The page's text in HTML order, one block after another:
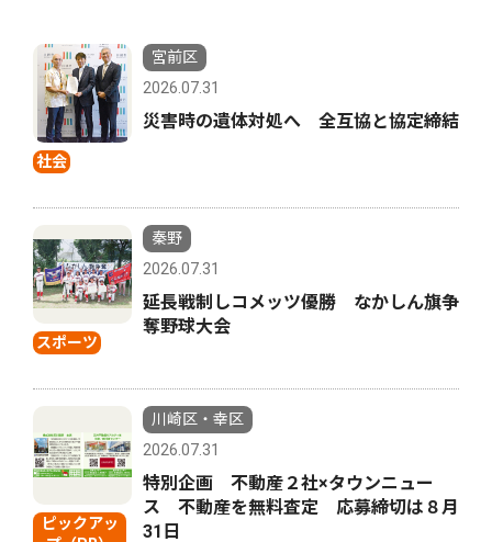
社会
宮前区
2026.07.31
災害時の遺体対処へ 全互協と協定締結
スポーツ
秦野
2026.07.31
延長戦制しコメッツ優勝 なかしん旗争
奪野球大会
ピックアッ
川崎区・幸区
2026.07.31
特別企画 不動産２社×タウンニュー
ス 不動産を無料査定 応募締切は８月
31日